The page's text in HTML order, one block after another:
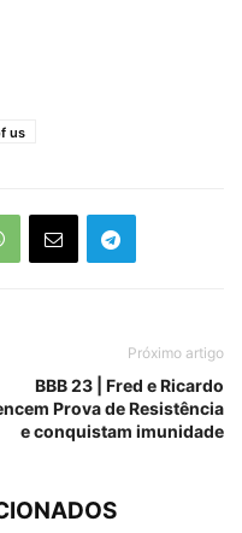
us
Próximo artigo
BBB 23 | Fred e Ricardo
Prova de Resistência
e conquistam imunidade